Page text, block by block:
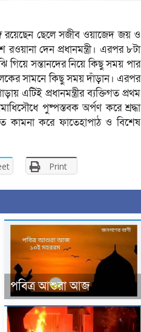
রয়েছেন ছেলে সজীব ওয়াজেদ জয় ও
দেন প্রধানমন্ত্রী। এরপর ৮টা
গিয়ে সন্তানদের নিয়ে কিছু সময় পার
সামনে কিছু সময় দাঁড়ান। এরপর
এটিই প্রধানমন্ত্রীর ব্যক্তিগত প্রথম
পুষ্পস্তবক অর্পণ করে শ্রদ্ধা
কামনা করে ফাতেহাপাঠ ও বিশেষ
Print
পবিত্র আশুরা আজ